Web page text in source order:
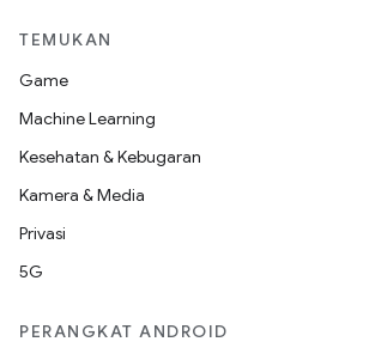
TEMUKAN
Game
Machine Learning
Kesehatan & Kebugaran
Kamera & Media
Privasi
5G
PERANGKAT ANDROID